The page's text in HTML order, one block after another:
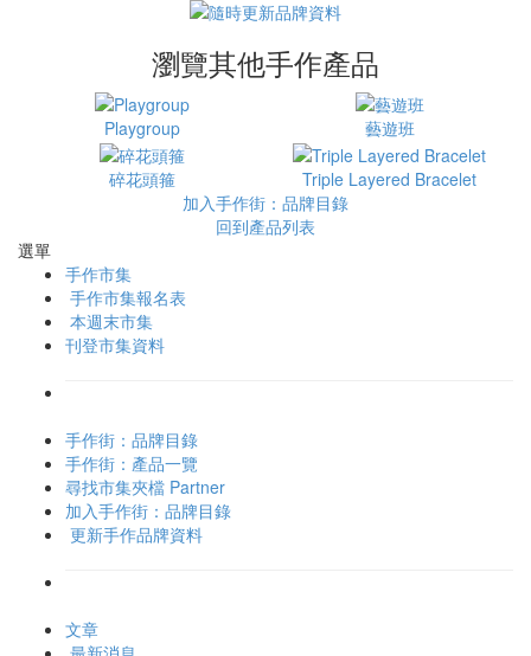
瀏覽其他手作產品
Playgroup 藝遊班
碎花頭箍
Triple Layered Bracelet
加入手作街：品牌目錄
回到產品列表
選單
手作市集
手作市集報名表
本週末市集
刊登市集資料
手作街：品牌目錄
手作街：產品一覽
尋找市集夾檔 Partner
加入手作街：品牌目錄
更新手作品牌資料
文章